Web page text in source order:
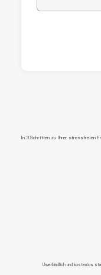
In 3 Schritten zu Ihrer stressfreien
Unverbindlich und kostenlos